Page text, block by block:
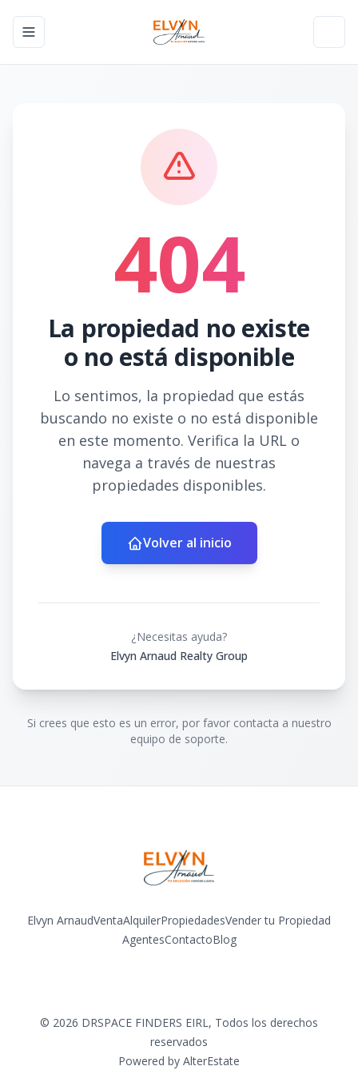
Toggle navigation menu
404
La propiedad no existe
o no está disponible
Lo sentimos, la propiedad que estás
buscando no existe o no está disponible
en este momento. Verifica la URL o
navega a través de nuestras
propiedades disponibles.
Volver al inicio
¿Necesitas ayuda?
Elvyn Arnaud Realty Group
Si crees que esto es un error, por favor contacta a nuestro
equipo de soporte.
Elvyn ArnaudVentaAlquilerPropiedadesVender tu Propiedad
AgentesContactoBlog
© 2026 DRSPACE FINDERS EIRL, Todos los derechos
reservados
Powered by AlterEstate